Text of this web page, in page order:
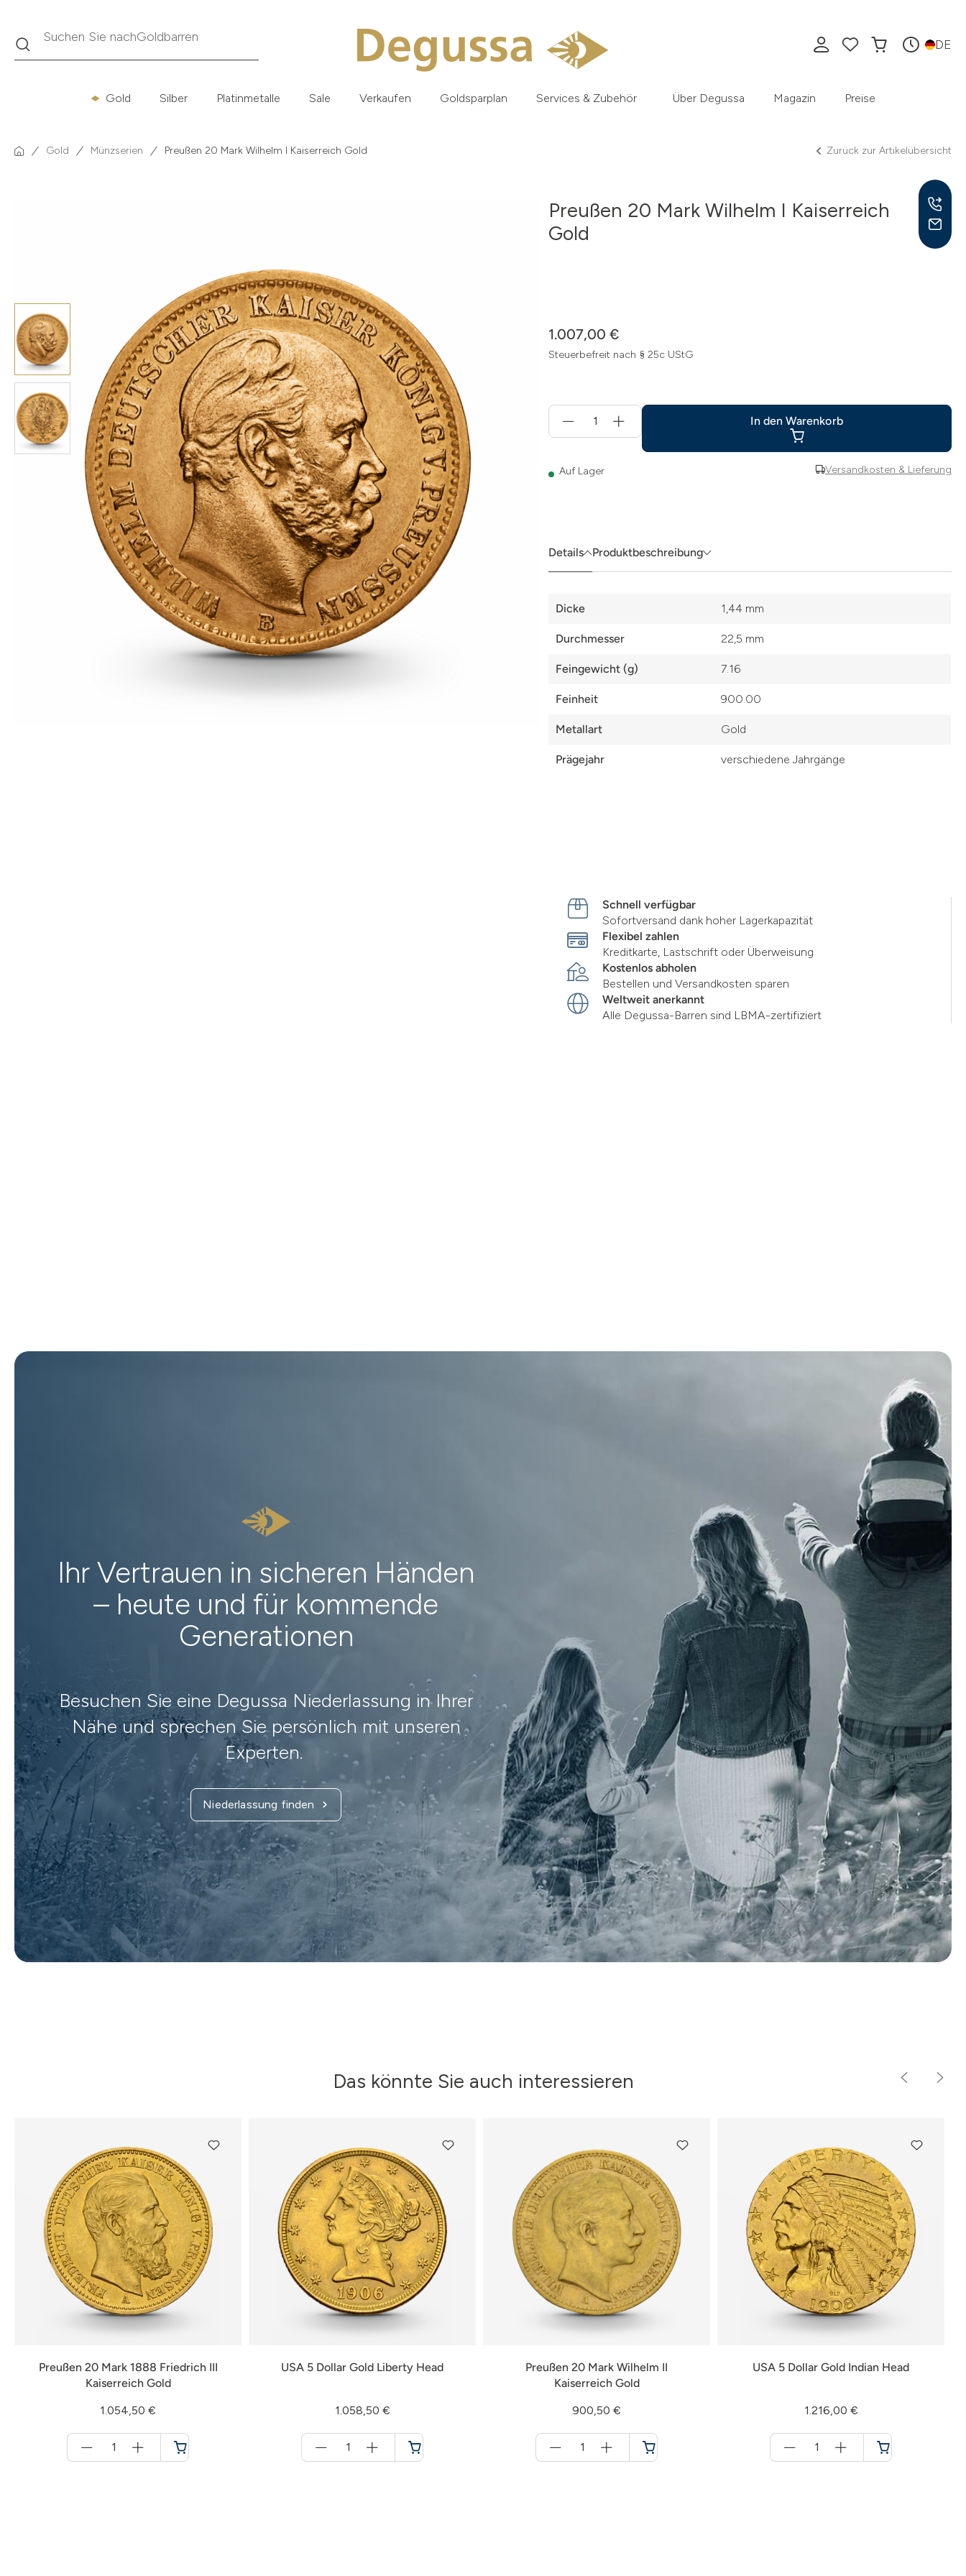
Suche Suchen Sie nachKrügerrand DE
Gold Silber Platinmetalle Sale Verkaufen Goldsparplan Services & Zubehör Über Degussa Magazin Preise
Gold Münzserien Preußen 20 Mark Wilhelm I Kaiserreich Gold Zurück zur Artikelübersicht
Preußen 20 Mark Wilhelm I Kaiserreich
Gold
1.007,00 €
Steuerbefreit nach § 25c UStG
Versandkosten & Lieferung
für
In
Warenkorb
In den Warenkorb
Auf Lager
Details Produktbeschreibung
Details
Dicke 1,44 mm
Durchmesser 22,5 mm
Feingewicht (g) 7.16
Feinheit 900.00
Metallart Gold
Prägejahr verschiedene Jahrgänge
Schnell verfügbar
Sofortversand dank hoher Lagerkapazität
Flexibel zahlen
Kreditkarte, Lastschrift oder Überweisung
Kostenlos abholen
Bestellen und Versandkosten sparen
Weltweit anerkannt
Alle Degussa-Barren sind LBMA-zertifiziert
Ihr Vertrauen in sicheren Händen
– heute und für kommende
Generationen
Besuchen Sie eine Degussa Niederlassung in Ihrer
Nähe und sprechen Sie persönlich mit unseren
Experten.
Niederlassung finden
Das könnte Sie auch interessieren
Preußen 20 Mark 1888 Friedrich III
Kaiserreich Gold
1.054,50 €
USA 5 Dollar Gold Liberty Head
1.058,50 €
Preußen 20 Mark Wilhelm II
Kaiserreich Gold
900,50 €
USA 5 Dollar Gold Indian Head
1.216,00 €